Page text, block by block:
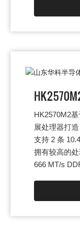
性。最大支
英寸SAS
板载 M.2。
降噪，支持
HK2570M2
展处理器打
支持 2 条
拥有较高的
666 MT/s
功能，最多
SATA、SAS
持不大于 2